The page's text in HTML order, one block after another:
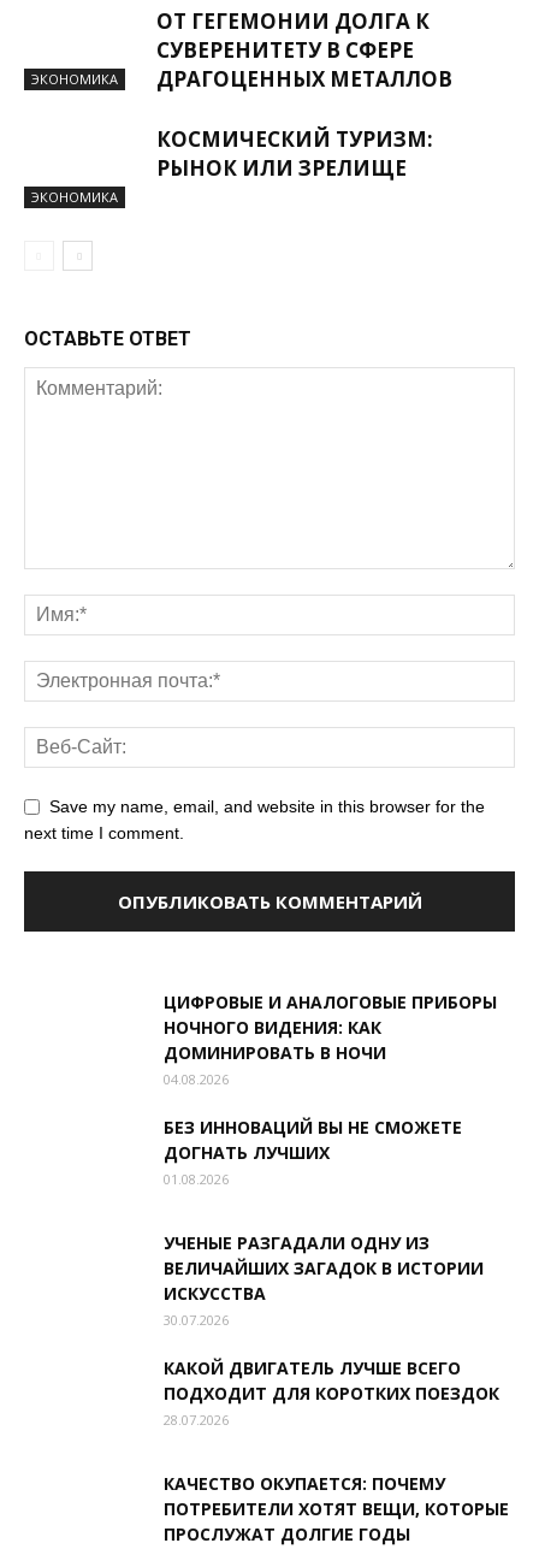
ЭКОНОМИКА
ОТ ГЕГЕМОНИИ ДОЛГА К
СУВЕРЕНИТЕТУ В СФЕРЕ
ДРАГОЦЕННЫХ МЕТАЛЛОВ
ЭКОНОМИКА
КОСМИЧЕСКИЙ ТУРИЗМ:
РЫНОК ИЛИ ЗРЕЛИЩЕ
ОСТАВЬТЕ ОТВЕТ
Save my name, email, and website in this browser for the
next time I comment.
ЦИФРОВЫЕ И АНАЛОГОВЫЕ ПРИБОРЫ
НОЧНОГО ВИДЕНИЯ: КАК
ДОМИНИРОВАТЬ В НОЧИ
04.08.2026
БЕЗ ИННОВАЦИЙ ВЫ НЕ СМОЖЕТЕ
ДОГНАТЬ ЛУЧШИХ
01.08.2026
УЧЕНЫЕ РАЗГАДАЛИ ОДНУ ИЗ
ВЕЛИЧАЙШИХ ЗАГАДОК В ИСТОРИИ
ИСКУССТВА
30.07.2026
КАКОЙ ДВИГАТЕЛЬ ЛУЧШЕ ВСЕГО
ПОДХОДИТ ДЛЯ КОРОТКИХ ПОЕЗДОК
28.07.2026
КАЧЕСТВО ОКУПАЕТСЯ: ПОЧЕМУ
ПОТРЕБИТЕЛИ ХОТЯТ ВЕЩИ, КОТОРЫЕ
ПРОСЛУЖАТ ДОЛГИЕ ГОДЫ